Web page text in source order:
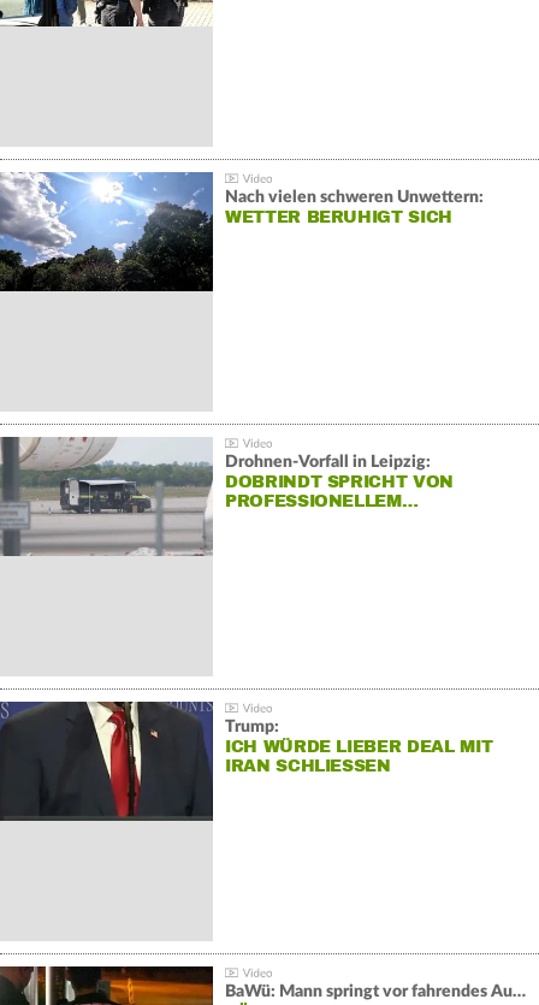
Nach vielen schweren Unwettern:
WETTER BERUHIGT SICH
Drohnen-Vorfall in Leipzig:
DOBRINDT SPRICHT VON
PROFESSIONELLEM…
Trump:
ICH WÜRDE LIEBER DEAL MIT
IRAN SCHLIESSEN
BaWü: Mann springt vor fahrendes Auto und schießt